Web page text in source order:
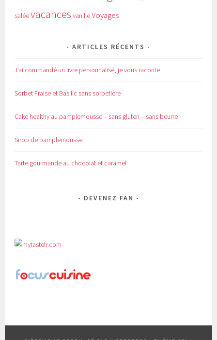
saléevacances vanilleVoyages
ARTICLES RÉCENTS
J’ai commandé un livre personnalisé, je vous raconte
Sorbet Fraise et Basilic sans sorbetière
Cake healthy au pamplemousse – sans gluten – sans beurre
Sirop de pamplemousse
Tarte gourmande au chocolat et caramel
DEVENEZ FAN